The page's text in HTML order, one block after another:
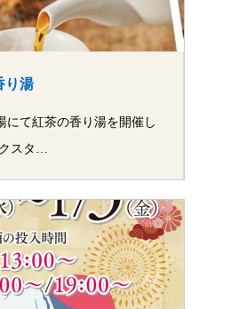
り湯
て紅茶の香り湯を開催し
スタ…